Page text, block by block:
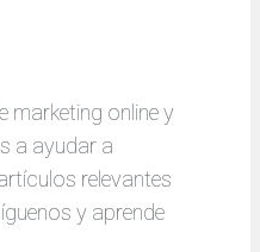
marketing online y
a ayudar a
relevantes
y aprende